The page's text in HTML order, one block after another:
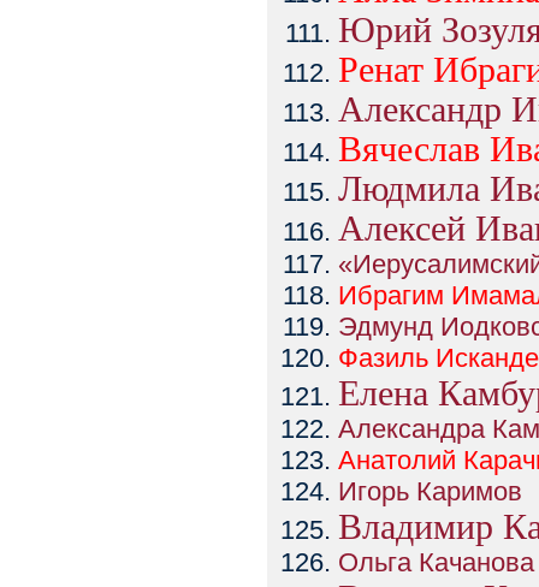
Юрий
Ренат
Александр
Вячеслав
Людмила
Алексей
Ибрагим
Эдмунд
Фазиль
Елена
Александра
Анатолий
Игорь Каримов
Владимир
Ольга Качанова